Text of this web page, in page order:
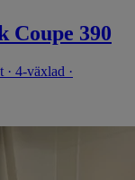
Coupe 390
· 4-växlad ·